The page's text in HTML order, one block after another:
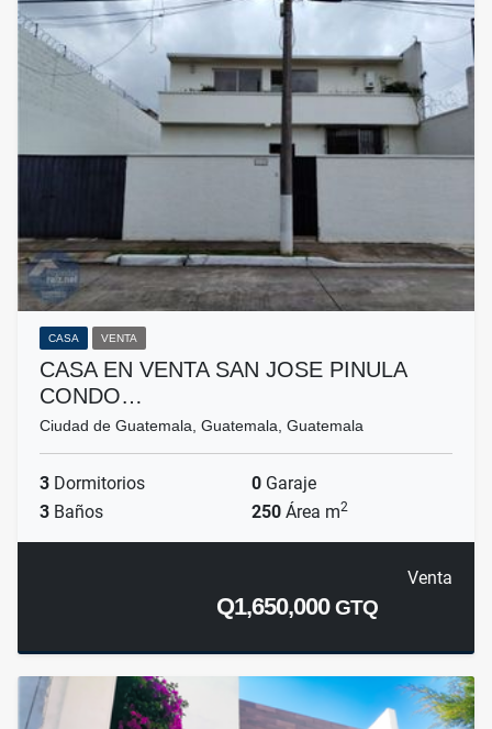
CASA VENTA
CASA EN VENTA SAN JOSE PINULA
CONDO…
Ciudad de Guatemala, Guatemala, Guatemala
3 Dormitorios 0 Garaje
3 Baños 250 Área m2
Venta
Q1,650,000GTQ